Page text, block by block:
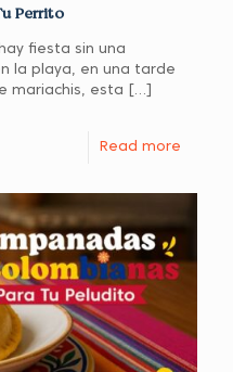
Perrito
fiesta sin una
la playa, en una tarde
mariachis, esta […]
Read more